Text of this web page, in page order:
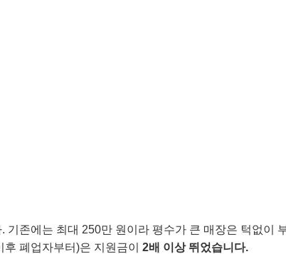
기존에는 최대 250만 원이라 평수가 큰 매장은 턱없이
폐업자부터)은 지원금이 2배 이상 뛰었습니다.